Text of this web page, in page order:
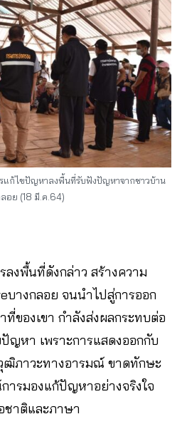
แก้ไขปัญหาลงพื้นที่รับฟังปัญหาจากชาวบ้าน
อย (18 มี.ค.64)
งพื้นที่ดังกล่าว สร้างความ
บางกลอย จนนำไปสู่การออก
ของเขา กำลังส่งผลกระทบต่อ
ญหา เพราะการแสดงออกกับ
ฒิภาวะทางอารมณ์ ขาดทักษะ
ารมองแก้ปัญหาอย่างจริงใจ
ชาติและภาษา